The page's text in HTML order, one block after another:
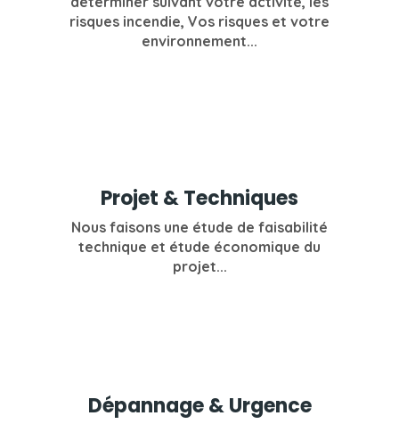
risques incendie, Vos risques et votre
environnement...
Projet & Techniques
Nous faisons une étude de faisabilité
technique et étude économique du
projet...
Dépannage & Urgence